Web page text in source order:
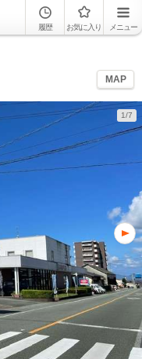
履歴 お気に入り メニュー
MAP
1/7